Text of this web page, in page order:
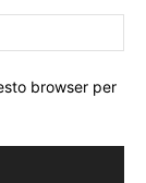
browser per